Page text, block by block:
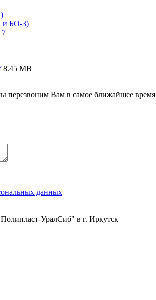
и БО-3)
8.45 MB
перезвоним Вам в самое ближайшее время
данных
УралСиб" в г. Иркутск